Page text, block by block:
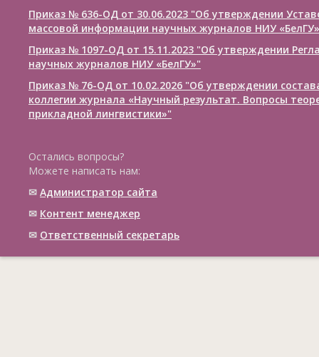
Приказ № 636-ОД от 30.06.2023 "Об утверждении
массовой информации научных журналов НИУ «БелГУ»
Приказ № 1097-ОД от 15.11.2023 "Об утверждении
научных журналов НИУ «БелГУ»"
Приказ № 76-ОД от 10.02.2026 "Об утверждении
коллегии журнала «Научный результат. Вопросы
прикладной лингвистики»"
Остались вопросы?
Можете написать нам:
✉ Администратор сайта
✉ Контент менеджер
✉ Ответственный cекретарь